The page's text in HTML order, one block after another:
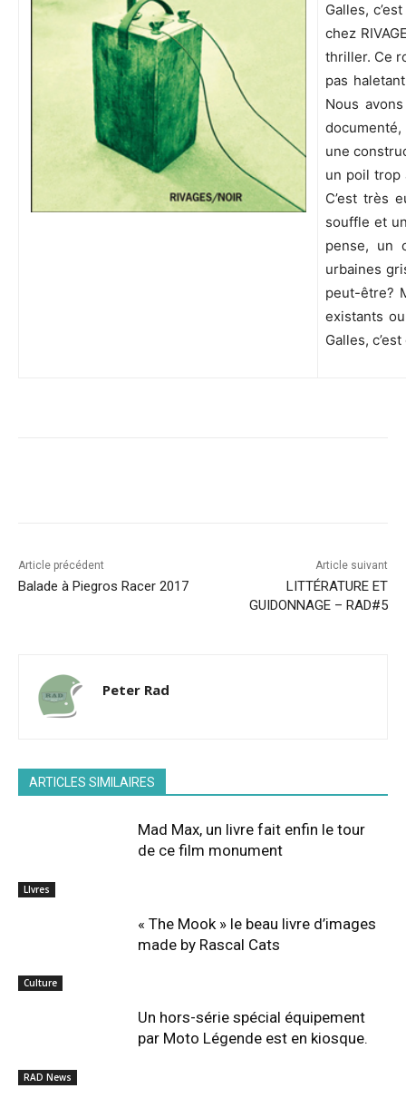
Galles,
chez
thriller. Ce
pas
Nous
documenté,
une
un poil trop
C’est très
souffle et
pense, un
urbaines
peut-être?
existants
Galles,
Article précédent
Balade à Piegros Racer 2017
Article suivant
LITTÉRATURE ET
GUIDONNAGE – RAD#5
Peter Rad
ARTICLES SIMILAIRES
LIvres
Mad Max, un livre fait enfin le tour
de ce film monument
Culture
« The Mook » le beau livre d’images
made by Rascal Cats
RAD News
Un hors-série spécial équipement
par Moto Légende est en kiosque.